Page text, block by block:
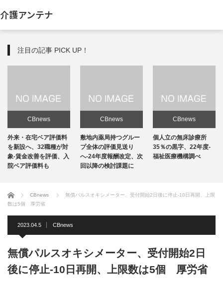
介護アンテナ
注目の記事 PICK UP！
CBnews
敷地内薬局持つグルー
プ全体の評価見送り
へ-24年度報酬改定、次
回以降の検討課題に
CBnews
個人立の無床診療所
35％の黒字、22年度-
福祉医療機構調べ
CBnews
個人立の無床診療所
35％の黒字、22年度-
福祉医療機構調べ
ホーム CBnews
無償パルスオキシメーター、受付開始2日後に停止-10日再開、上限
数は5個 厚労省
2023.04.5 CBnews
無償パルスオキシメーター、受付開始2日
後に停止-10日再開、上限数は5個 厚労省